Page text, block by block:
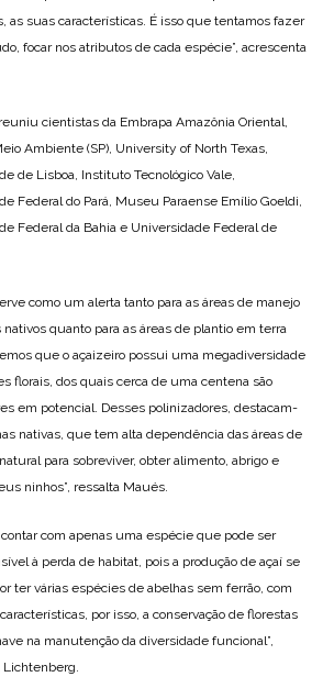
as suas características. É isso que tentamos fazer
focar nos atributos de cada espécie”, acrescenta
cientistas da Embrapa Amazônia Oriental,
Ambiente (SP), University of North Texas,
de Lisboa, Instituto Tecnológico Vale,
Federal do Pará, Museu Paraense Emílio Goeldi,
Federal da Bahia e Universidade Federal de
como um alerta tanto para as áreas de manejo
nativos quanto para as áreas de plantio em terra
que o açaizeiro possui uma megadiversidade
florais, dos quais cerca de uma centena são
em potencial. Desses polinizadores, destacam-
nativas, que tem alta dependência das áreas de
para sobreviver, obter alimento, abrigo e
ninhos”, ressalta Maués.
contar com apenas uma espécie que pode ser
à perda de habitat, pois a produção de açaí se
ter várias espécies de abelhas sem ferrão, com
por isso, a conservação de florestas
na manutenção da diversidade funcional”,